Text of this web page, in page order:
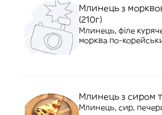
Млинець з
(210г)
Млинець, філе
морква по-
Млинець з сиром
Млинець, сир,